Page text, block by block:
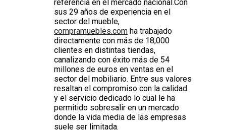
referencia en el mercado nacional.Con
sus 29 años de experiencia en el
sector del mueble,
compramuebles.com ha trabajado
directamente con más de 18,000
clientes en distintas tiendas,
canalizando con éxito más de 54
millones de euros en ventas en el
sector del mobiliario. Entre sus valores
resaltan el compromiso con la calidad
y el servicio dedicado lo cual le ha
permitido sobresalir en un mercado
donde la vida media de las empresas
suele ser limitada.